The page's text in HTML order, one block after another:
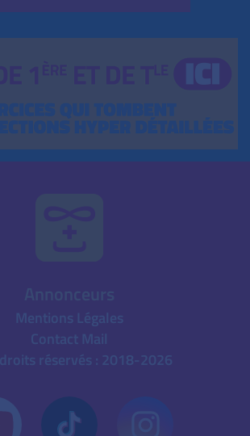
Mentions Légales
Contact Mail
réservés : 2018-2026